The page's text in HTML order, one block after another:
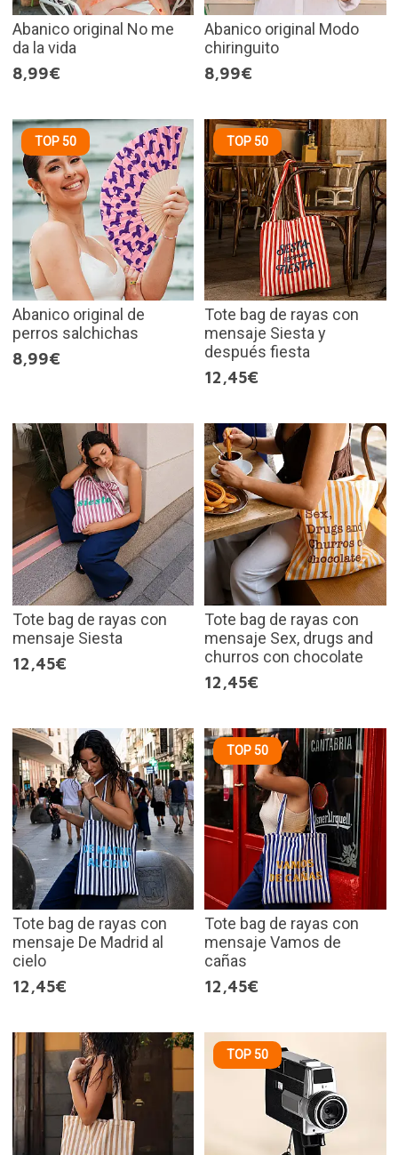
Abanico original No me
da la vida
8,99€
Abanico original Modo
chiringuito
8,99€
TOP 50
Abanico original de
perros salchichas
8,99€
TOP 50
Tote bag de rayas con
mensaje Siesta y
después fiesta
12,45€
Tote bag de rayas con
mensaje Siesta
12,45€
Tote bag de rayas con
mensaje Sex, drugs and
churros con chocolate
12,45€
Tote bag de rayas con
mensaje De Madrid al
cielo
12,45€
TOP 50
Tote bag de rayas con
mensaje Vamos de
cañas
12,45€
TOP 50